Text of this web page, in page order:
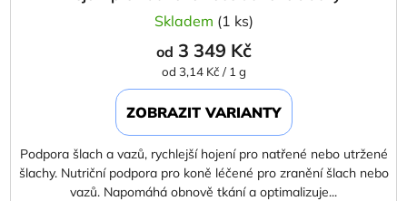
Skladem (1 ks)
od 3 349 Kč
Měrná
cena:
od 3,14 Kč / 1 g
ZOBRAZIT VARIANTY
Podpora šlach a vazů, rychlejší hojení pro natřené nebo utržené
šlachy. Nutriční podpora pro koně léčené pro zranění šlach nebo
vazů. Napomáhá obnově tkání a optimalizuje...